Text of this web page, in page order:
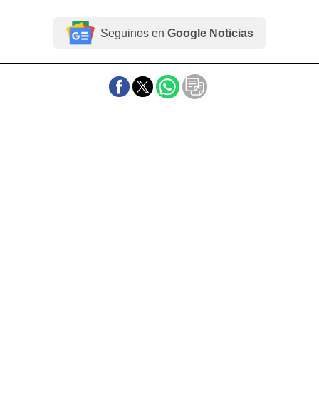
Seguinos en Google Noticias